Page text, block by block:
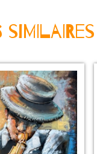
Similaires